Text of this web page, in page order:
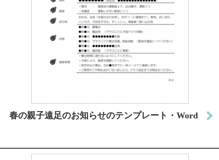
春の親子遠足のお知らせのテンプレート・Word